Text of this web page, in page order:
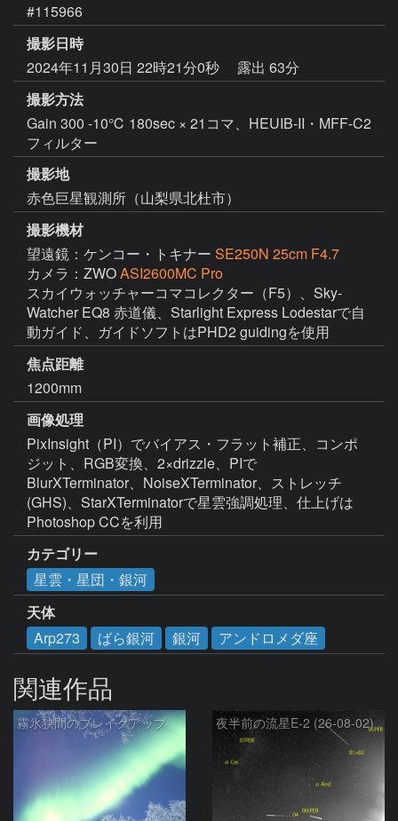
#115966
撮影日時
2024年11月30日 22時21分0秒
露出 63分
撮影方法
Gain 300 -10℃ 180sec × 21コマ、HEUIB-II・MFF-C2
フィルター
撮影地
赤色巨星観測所（山梨県北杜市）
撮影機材
望遠鏡：ケンコー・トキナー SE250N 25cm F4.7
カメラ：ZWOASI2600MC Pro
スカイウォッチャーコマコレクター（F5）、Sky-
Watcher EQ8 赤道儀、Starlight Express Lodestarで自
動ガイド、ガイドソフトはPHD2 guidingを使用
焦点距離
1200mm
画像処理
PixInsight（PI）でバイアス・フラット補正、コンポ
ジット、RGB変換、2×drizzle、PIで
BlurXTerminator、NoiseXTerminator、ストレッチ
(GHS)、StarXTerminatorで星雲強調処理、仕上げは
Photoshop CCを利用
カテゴリー
星雲・星団・銀河
天体
Arp273
ばら銀河 銀河 アンドロメダ座
関連作品
霧氷狭間のブレイクアップ 夜半前の流星E-2 (26-08-02)